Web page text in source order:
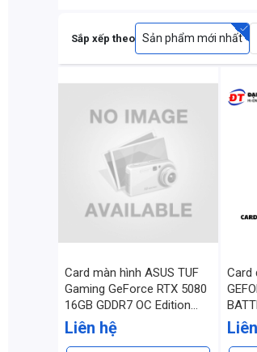
Sắp xếp theo Sản phẩm mới nhất
Card màn hình ASUS TUF
Gaming GeForce RTX 5080
16GB GDDR7 OC Edition
(TUF-RTX5080-O16G-
GAMING)
Liên hệ
Card